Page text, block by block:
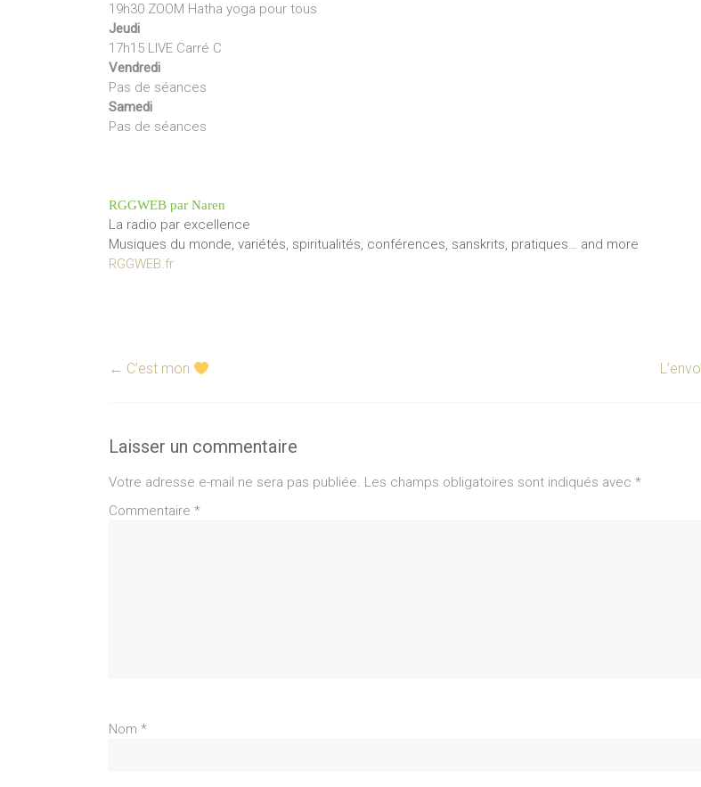
19h30 ZOOM Hatha yoga pour tous
Jeudi
17h15 LIVE Carré C
Vendredi
Pas de séances
Samedi
Pas de séances
RGGWEB par Naren
La radio par excellence
Musiques du monde, variétés, spiritualités, conférences, sanskrits, pratiques… and more
RGGWEB.fr
← C’est mon L’envol
Laisser un commentaire
Votre adresse e-mail ne sera pas publiée. Les champs obligatoires sont indiqués avec *
Commentaire *
Nom *